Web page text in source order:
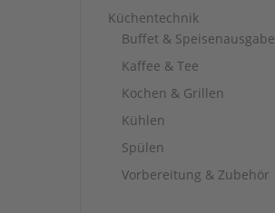
Küchentechnik
Buffet & Speisenausgabe
Kaffee & Tee
Kochen & Grillen
Kühlen
Spülen
Vorbereitung & Zubehör